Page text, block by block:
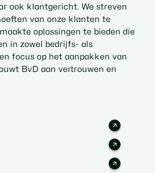
ook klantgericht. We streven
van onze klanten te
oplossingen te bieden die
in zowel bedrijfs- als
focus op het aanpakken van
BvD aan vertrouwen en